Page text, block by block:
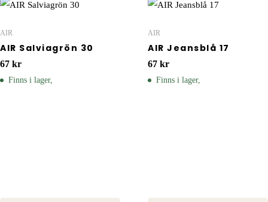
AIR
AIR Salviagrön 30
67 kr
Finns i lager,
AIR
AIR Jeansblå 17
67 kr
Finns i lager,